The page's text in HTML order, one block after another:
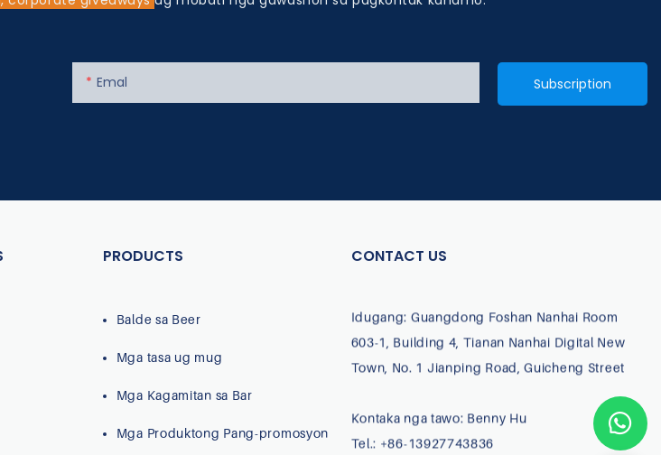
Emal Subscription
PRODUCTS
Balde sa Beer
Mga tasa ug mug
Mga Kagamitan sa Bar
Mga Produktong Pang-promosyon
CONTACT US
Idugang: Guangdong Foshan Nanhai Room
603-1, Building 4, Tianan Nanhai Digital New
Town, No. 1 Jianping Road, Guicheng Street
Kontaka nga tawo: Benny Hu
Tel.: +86-13927743836